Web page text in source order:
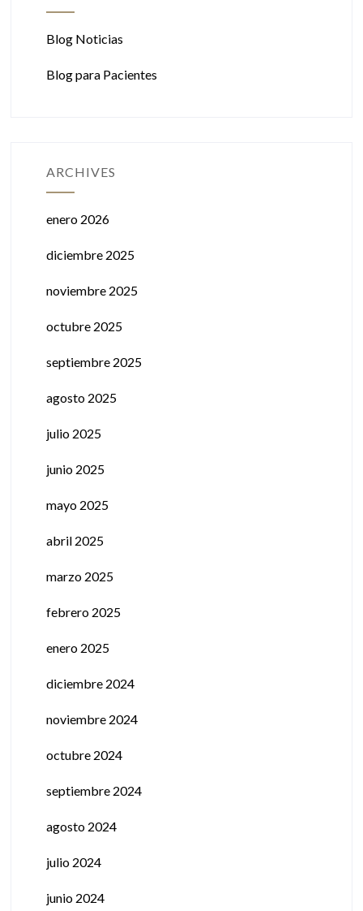
Blog Noticias
Blog para Pacientes
ARCHIVES
enero 2026
diciembre 2025
noviembre 2025
octubre 2025
septiembre 2025
agosto 2025
julio 2025
junio 2025
mayo 2025
abril 2025
marzo 2025
febrero 2025
enero 2025
diciembre 2024
noviembre 2024
octubre 2024
septiembre 2024
agosto 2024
julio 2024
junio 2024